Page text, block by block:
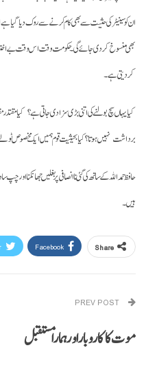
ان کو سینیٹر کی حثیت سے بھی کام کرنے سے روک دیا گیا
بھی منسوخ کردی جائے گی۔ حکومت وقت اس وقت بے
کردیتی ہے۔
کیا یہاں سچ بولنے کی اتنی بڑی سزا دی جاتی ہے؟ کیا
برداشت نہیں ہوتا ؟ کیا بحیثیت قوم ہمیں ایک مخصوص ٹولے
حافظ حمداللہ کے ساتھ کی گئی ناانصافی پر بغلیں جھانکنا
ہیں۔
Share
Facebook
موت کا کاروبار اور ہمارا مستقبل